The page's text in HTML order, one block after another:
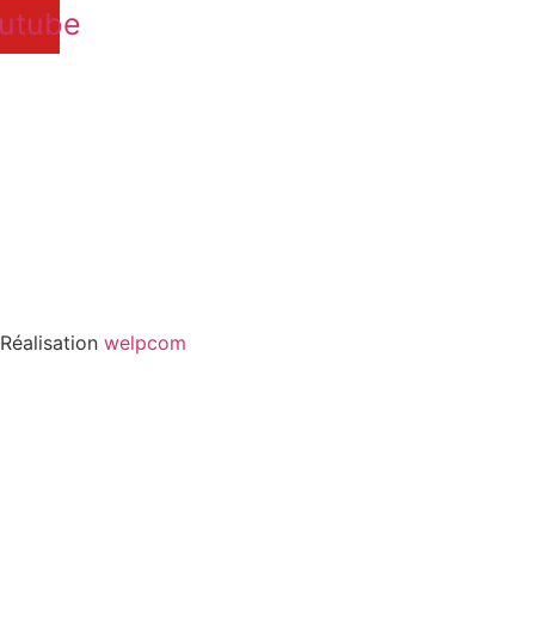
Réalisation welpcom